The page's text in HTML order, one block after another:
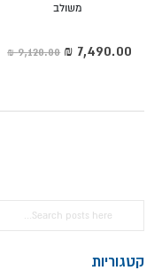
משולב
מחיר
מיוחד
קטגוריות